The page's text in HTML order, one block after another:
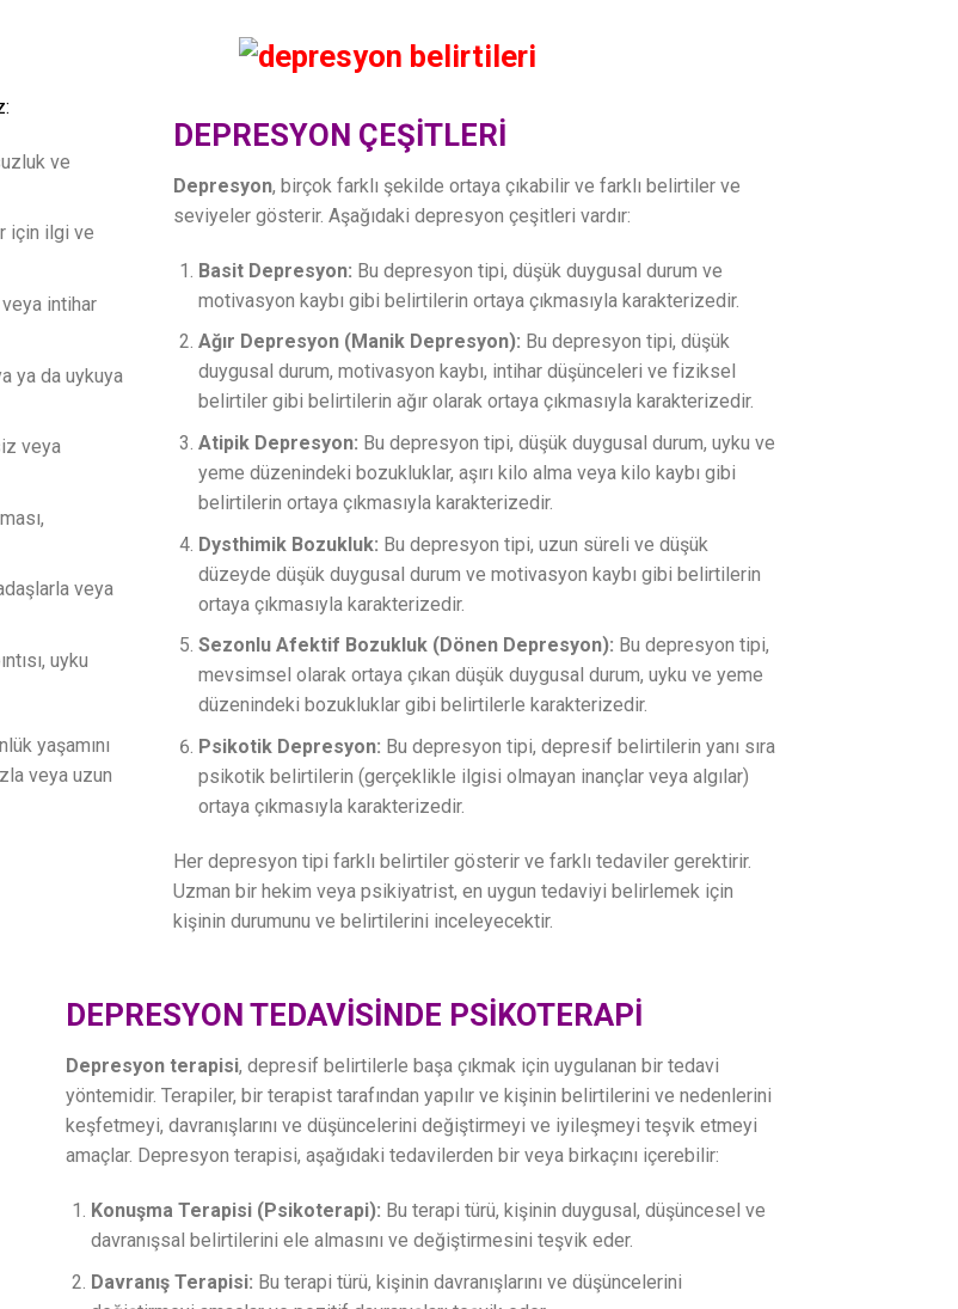
ve
için ilgi ve
intihar
ya da uykuya
veya
veya
uyku
yaşamını
veya uzun
DEPRESYON ÇEŞİTLERİ
Depresyon, birçok farklı şekilde ortaya çıkabilir ve farklı belirtiler ve
seviyeler gösterir. Aşağıdaki depresyon çeşitleri vardır:
Basit Depresyon: Bu depresyon tipi, düşük duygusal durum ve
motivasyon kaybı gibi belirtilerin ortaya çıkmasıyla karakterizedir.
Ağır Depresyon (Manik Depresyon): Bu depresyon tipi, düşük
duygusal durum, motivasyon kaybı, intihar düşünceleri ve fiziksel
belirtiler gibi belirtilerin ağır olarak ortaya çıkmasıyla karakterizedir.
Atipik Depresyon: Bu depresyon tipi, düşük duygusal durum, uyku ve
yeme düzenindeki bozukluklar, aşırı kilo alma veya kilo kaybı gibi
belirtilerin ortaya çıkmasıyla karakterizedir.
Dysthimik Bozukluk: Bu depresyon tipi, uzun süreli ve düşük
düzeyde düşük duygusal durum ve motivasyon kaybı gibi belirtilerin
ortaya çıkmasıyla karakterizedir.
Sezonlu Afektif Bozukluk (Dönen Depresyon): Bu depresyon tipi,
mevsimsel olarak ortaya çıkan düşük duygusal durum, uyku ve yeme
düzenindeki bozukluklar gibi belirtilerle karakterizedir.
Psikotik Depresyon: Bu depresyon tipi, depresif belirtilerin yanı sıra
psikotik belirtilerin (gerçeklikle ilgisi olmayan inançlar veya algılar)
ortaya çıkmasıyla karakterizedir.
Her depresyon tipi farklı belirtiler gösterir ve farklı tedaviler gerektirir.
Uzman bir hekim veya psikiyatrist, en uygun tedaviyi belirlemek için
kişinin durumunu ve belirtilerini inceleyecektir.
DEPRESYON TEDAVİSİNDE PSİKOTERAPİ
Depresyon terapisi, depresif belirtilerle başa çıkmak için uygulanan bir tedavi
yöntemidir. Terapiler, bir terapist tarafından yapılır ve kişinin belirtilerini ve nedenlerini
keşfetmeyi, davranışlarını ve düşüncelerini değiştirmeyi ve iyileşmeyi teşvik etmeyi
amaçlar. Depresyon terapisi, aşağıdaki tedavilerden bir veya birkaçını içerebilir:
Konuşma Terapisi (Psikoterapi): Bu terapi türü, kişinin duygusal, düşüncesel ve
davranışsal belirtilerini ele almasını ve değiştirmesini teşvik eder.
Davranış Terapisi: Bu terapi türü, kişinin davranışlarını ve düşüncelerini